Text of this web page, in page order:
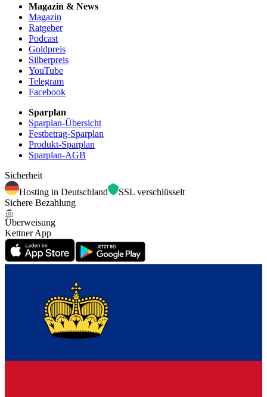
Magazin & News
Magazin
Ratgeber
Podcast
Goldpreis
Silberpreis
YouTube
Telegram
Facebook
Sparplan
Sparplan-Übersicht
Festbetrag-Sparplan
Produkt-Sparplan
Sparplan-AGB
Sicherheit
Hosting in Deutschland
SSL verschlüsselt
Sichere Bezahlung
Überweisung
Kettner App